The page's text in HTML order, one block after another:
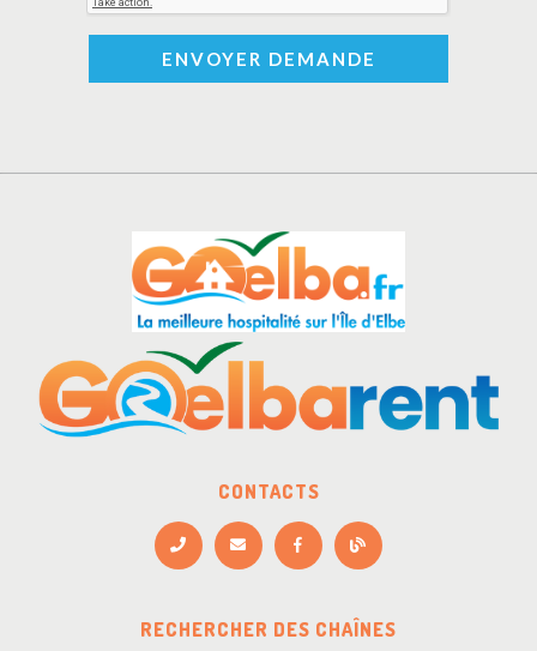
ENVOYER DEMANDE
CONTACTS
RECHERCHER DES CHAÎNES